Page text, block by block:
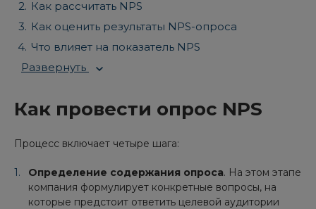
Как рассчитать NPS
Как оценить результаты NPS-опроса
Что влияет на показатель NPS
Развернуть
Как провести опрос NPS
Процесс включает четыре шага:
Определение содержания опроса. На этом этапе
компания формулирует конкретные вопросы, на
которые предстоит ответить целевой аудитории